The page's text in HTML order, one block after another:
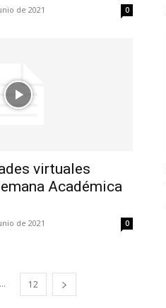
de 2021 0
virtuales
Académica
de 2021 0
... 12